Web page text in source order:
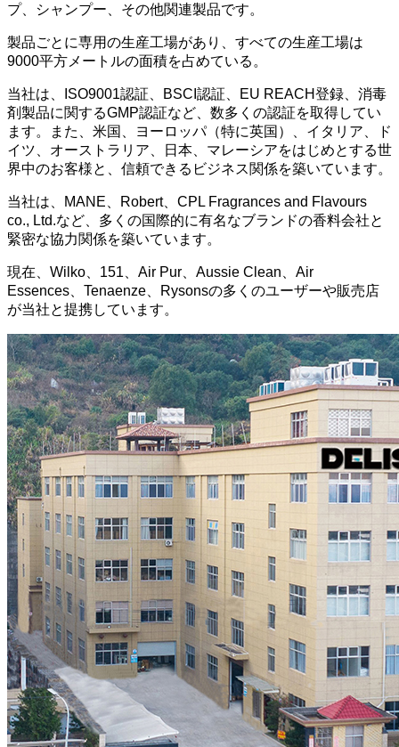
プ、シャンプー、その他関連製品です。
製品ごとに専用の生産工場があり、すべての生産工場は
9000平方メートルの面積を占めている。
当社は、ISO9001認証、BSCI認証、EU REACH登録、消毒
剤製品に関するGMP認証など、数多くの認証を取得してい
ます。また、米国、ヨーロッパ（特に英国）、イタリア、ド
イツ、オーストラリア、日本、マレーシアをはじめとする世
界中のお客様と、信頼できるビジネス関係を築いています。
当社は、MANE、Robert、CPL Fragrances and Flavours
co., Ltd.など、多くの国際的に有名なブランドの香料会社と
緊密な協力関係を築いています。
現在、Wilko、151、Air Pur、Aussie Clean、Air
Essences、Tenaenze、Rysonsの多くのユーザーや販売店
が当社と提携しています。